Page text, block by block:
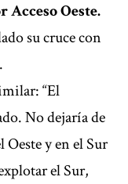
Oeste.
su cruce con
“El
No dejaría de
y en el Sur
el Sur,